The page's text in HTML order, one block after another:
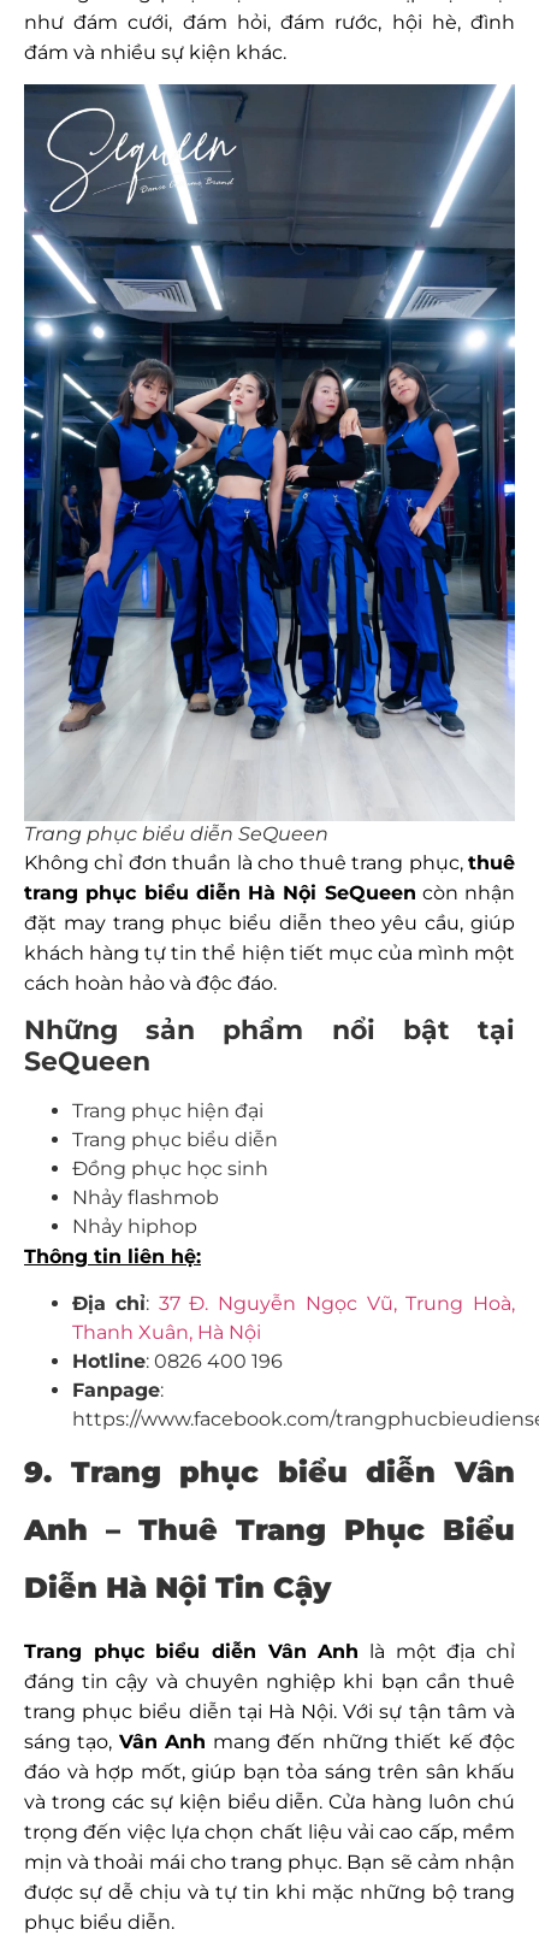
như đám cưới, đám hỏi, đám rước, hội hè, đình
đám và nhiều sự kiện khác.
Trang phục biểu diễn SeQueen
Không chỉ đơn thuần là cho thuê trang phục, thuê
trang phục biểu diễn Hà Nội SeQueen còn nhận
đặt may trang phục biểu diễn theo yêu cầu, giúp
khách hàng tự tin thể hiện tiết mục của mình một
cách hoàn hảo và độc đáo.
Những sản phẩm nổi bật tại
SeQueen
Trang phục hiện đại
Trang phục biểu diễn
Đồng phục học sinh
Nhảy flashmob
Nhảy hiphop
Thông tin liên hệ:
Địa chỉ: 37 Đ. Nguyễn Ngọc Vũ, Trung Hoà,
Thanh Xuân, Hà Nội
Hotline: 0826 400 196
Fanpage:
https://www.facebook.com/
9. Trang phục biểu diễn Vân
Anh – Thuê Trang Phục Biểu
Diễn Hà Nội Tin Cậy
Trang phục biểu diễn Vân Anh là một địa chỉ
đáng tin cậy và chuyên nghiệp khi bạn cần thuê
trang phục biểu diễn tại Hà Nội. Với sự tận tâm và
sáng tạo, Vân Anh mang đến những thiết kế độc
đáo và hợp mốt, giúp bạn tỏa sáng trên sân khấu
và trong các sự kiện biểu diễn. Cửa hàng luôn chú
trọng đến việc lựa chọn chất liệu vải cao cấp, mềm
mịn và thoải mái cho trang phục. Bạn sẽ cảm nhận
được sự dễ chịu và tự tin khi mặc những bộ trang
phục biểu diễn.